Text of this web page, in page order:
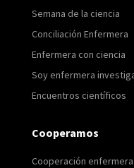
Semana de la ciencia
Conciliación Enfermera
Enfermera con ciencia
Soy enfermera
Encuentros científicos
Cooperamos
Cooperación enfermera